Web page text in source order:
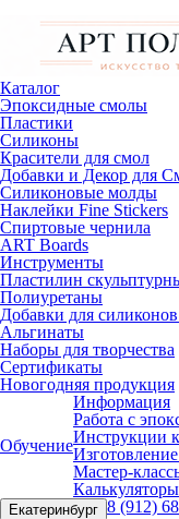
Каталог
Эпоксидные смолы
Пластики
Силиконы
Красители для смол
Добавки и Декор для
Силиконовые молды
Наклейки Fine Stickers
Спиртовые чернила
ART Boards
Инструменты
Пластилин
Полиуретаны
Добавки для
Альгинаты
Наборы для творчества
Сертификаты
Новогодняя продукция
Обучение
Информация
Работа с
Инструкции
Мастер-
Калькуляторы
Екатеринбург 8 (912)